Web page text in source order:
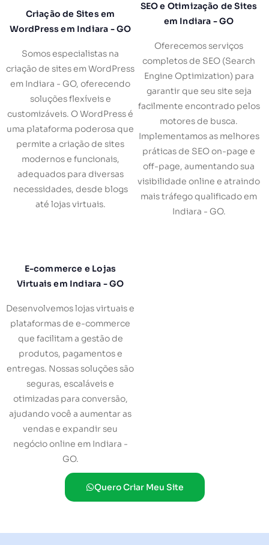
Criação de Sites em
WordPress em Indiara - GO
Somos especialistas na
criação de sites em WordPress
em Indiara - GO, oferecendo
soluções flexíveis e
customizáveis. O WordPress é
uma plataforma poderosa que
permite a criação de sites
modernos e funcionais,
adequados para diversas
necessidades, desde blogs
até lojas virtuais.
SEO e Otimização de Sites
em Indiara - GO
Oferecemos serviços
completos de SEO (Search
Engine Optimization) para
garantir que seu site seja
facilmente encontrado pelos
motores de busca.
Implementamos as melhores
práticas de SEO on-page e
off-page, aumentando sua
visibilidade online e atraindo
mais tráfego qualificado em
Indiara - GO.
E-commerce e Lojas
Virtuais em Indiara - GO
Desenvolvemos lojas virtuais e
plataformas de e-commerce
que facilitam a gestão de
produtos, pagamentos e
entregas. Nossas soluções são
seguras, escaláveis e
otimizadas para conversão,
ajudando você a aumentar as
vendas e expandir seu
negócio online em Indiara -
GO.
Quero Criar Meu Site